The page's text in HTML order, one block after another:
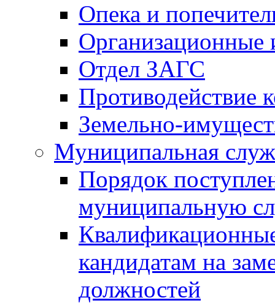
Опека и
Отдел ЗАГС
Противодействие
Земельно-
Муниципальная
Порядок
муниципальную
кандидатам на
должностей